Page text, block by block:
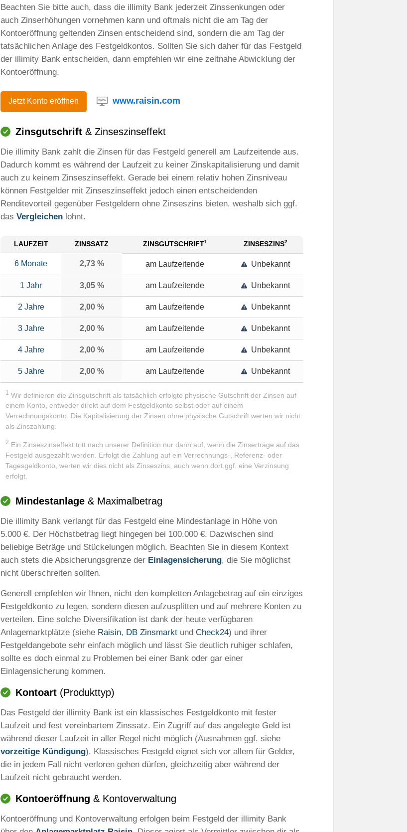
Beachten Sie bitte auch, dass die illimity Bank jederzeit Zinssenkungen oder
auch Zinserhöhungen vornehmen kann und oftmals nicht die am Tag der
Kontoeröffnung geltenden Zinsen entscheidend sind, sondern die am Tag der
tatsächlichen Anlage des Festgeldkontos. Sollten Sie sich daher für das Festgeld
der illimity Bank entscheiden, dann empfehlen wir eine zeitnahe Abwicklung der
Kontoeröffnung.
Jetzt Konto eröffnen www.raisin.com
Zinsgutschrift & Zinseszinseffekt
Die illimity Bank zahlt die Zinsen für das Festgeld generell am Laufzeitende aus.
Dadurch kommt es während der Laufzeit zu keiner Zinskapitalisierung und damit
auch zu keinem Zinseszinseffekt. Gerade bei einem relativ hohen Zinsniveau
können Festgelder mit Zinseszinseffekt jedoch einen entscheidenden
Renditevorteil gegenüber Festgeldern ohne Zinseszins bieten, weshalb sich ggf.
das Vergleichen lohnt.
LAUFZEIT ZINSSATZ ZINSGUTSCHRIFT1 ZINSESZINS2
6 Monate 2,73 % am Laufzeitende Unbekannt
1 Jahr 3,05 % am Laufzeitende Unbekannt
2 Jahre 2,00 % am Laufzeitende Unbekannt
3 Jahre 2,00 % am Laufzeitende Unbekannt
4 Jahre 2,00 % am Laufzeitende Unbekannt
5 Jahre 2,00 % am Laufzeitende Unbekannt
1 Wir definieren die Zinsgutschrift als tatsächlich erfolgte physische Gutschrift der Zinsen auf
einem Konto, entweder direkt auf dem Festgeldkonto selbst oder auf einem
Verrechnungskonto. Die Kapitalisierung der Zinsen ohne physische Gutschrift werten wir nicht
als Zinszahlung.
2 Ein Zinseszinseffekt tritt nach unserer Definition nur dann auf, wenn die Zinserträge auf das
Festgeld ausgezahlt werden. Erfolgt die Zahlung auf ein Verrechnungs-, Referenz- oder
Tagesgeldkonto, werten wir dies nicht als Zinseszins, auch wenn dort ggf. eine Verzinsung
erfolgt.
Mindestanlage & Maximalbetrag
Die illimity Bank verlangt für das Festgeld eine Mindestanlage in Höhe von
5.000 €. Der Höchstbetrag liegt hingegen bei 100.000 €. Dazwischen sind
beliebige Beträge und Stückelungen möglich. Beachten Sie in diesem Kontext
auch stets die Absicherungsgrenze der Einlagensicherung, die Sie möglichst
nicht überschreiten sollten.
Generell empfehlen wir Ihnen, nicht den kompletten Anlagebetrag auf ein einziges
Festgeldkonto zu legen, sondern diesen aufzusplitten und auf mehrere Konten zu
verteilen. Eine solche Diversifikation ist dank der heute verfügbaren
Anlagemarktplätze (siehe Raisin, DB Zinsmarkt und Check24) und ihrer
Festgeldangebote sehr einfach möglich und lässt Sie deutlich ruhiger schlafen,
sollte es doch einmal zu Problemen bei einer Bank oder gar einer
Einlagensicherung kommen.
Kontoart (Produkttyp)
Das Festgeld der illimity Bank ist ein klassisches Festgeldkonto mit fester
Laufzeit und fest vereinbartem Zinssatz. Ein Zugriff auf das angelegte Geld ist
während dieser Laufzeit in aller Regel nicht möglich (Ausnahmen ggf. siehe
vorzeitige Kündigung). Klassisches Festgeld eignet sich vor allem für Gelder,
die in jedem Fall nicht verloren gehen dürfen, gleichzeitig aber während der
Laufzeit nicht gebraucht werden.
Kontoeröffnung & Kontoverwaltung
Kontoeröffnung und Kontoverwaltung erfolgen beim Festgeld der illimity Bank